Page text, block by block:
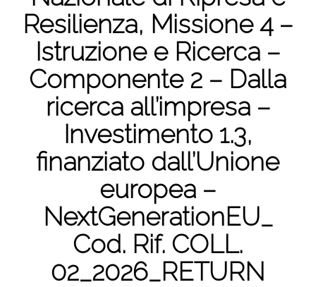
Resilienza, Missione 4 –
Istruzione e Ricerca –
Componente 2 – Dalla
ricerca all’impresa –
Investimento 1.3,
finanziato dall’Unione
europea –
NextGenerationEU_
Cod. Rif. COLL.
02_2026_RETURN